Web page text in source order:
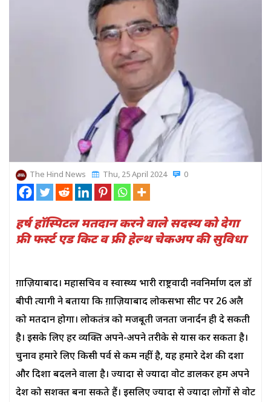
The Hind News Thu, 25 April 2024 0
हर्ष हॉस्पिटल मतदान करने वाले सदस्य को देगा
फ्री फर्स्ट एड किट व फ्री हेल्थ चेकअप की सुविधा
ग़ाज़ियाबाद। महासचिव व स्वास्थ्य प्रभारी राष्ट्रवादी नवनिर्माण दल डॉ
बीपी त्यागी ने बताया कि ग़ाज़ियाबाद लोकसभा सीट पर 26 अप्रैल
को मतदान होगा। लोकतंत्र को मजबूती जनता जनार्दन ही दे सकती
है। इसके लिए हर व्यक्ति अपने-अपने तरीके से प्रयास कर सकता है।
चुनाव हमारे लिए किसी पर्व से कम नहीं है, यह हमारे देश की दशा
और दिशा बदलने वाला है। ज्यादा से ज्यादा वोट डालकर हम अपने
देश को सशक्त बना सकते हैं। इसलिए ज्यादा से ज्यादा लोगों से वोट